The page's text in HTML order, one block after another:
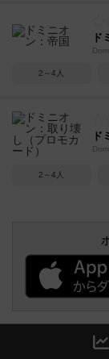
ド
2～4人
ド
2～4人